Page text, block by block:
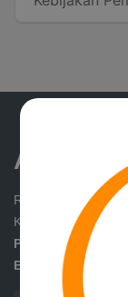
Ruko D’Sutantos
Kel. Cijujung Kec.
Phone:
+62 251
Email: